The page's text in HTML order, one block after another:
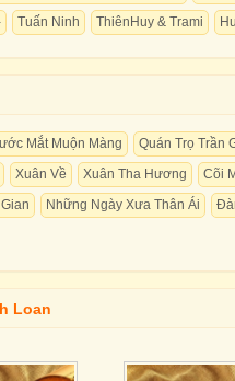
Tuấn Ninh ThiênHuy & Trami
Mắt Muộn Màng Quán Trọ Trần
Xuân Về Xuân Tha Hương Cõi
Những Ngày Xưa Thân Ái
Loan